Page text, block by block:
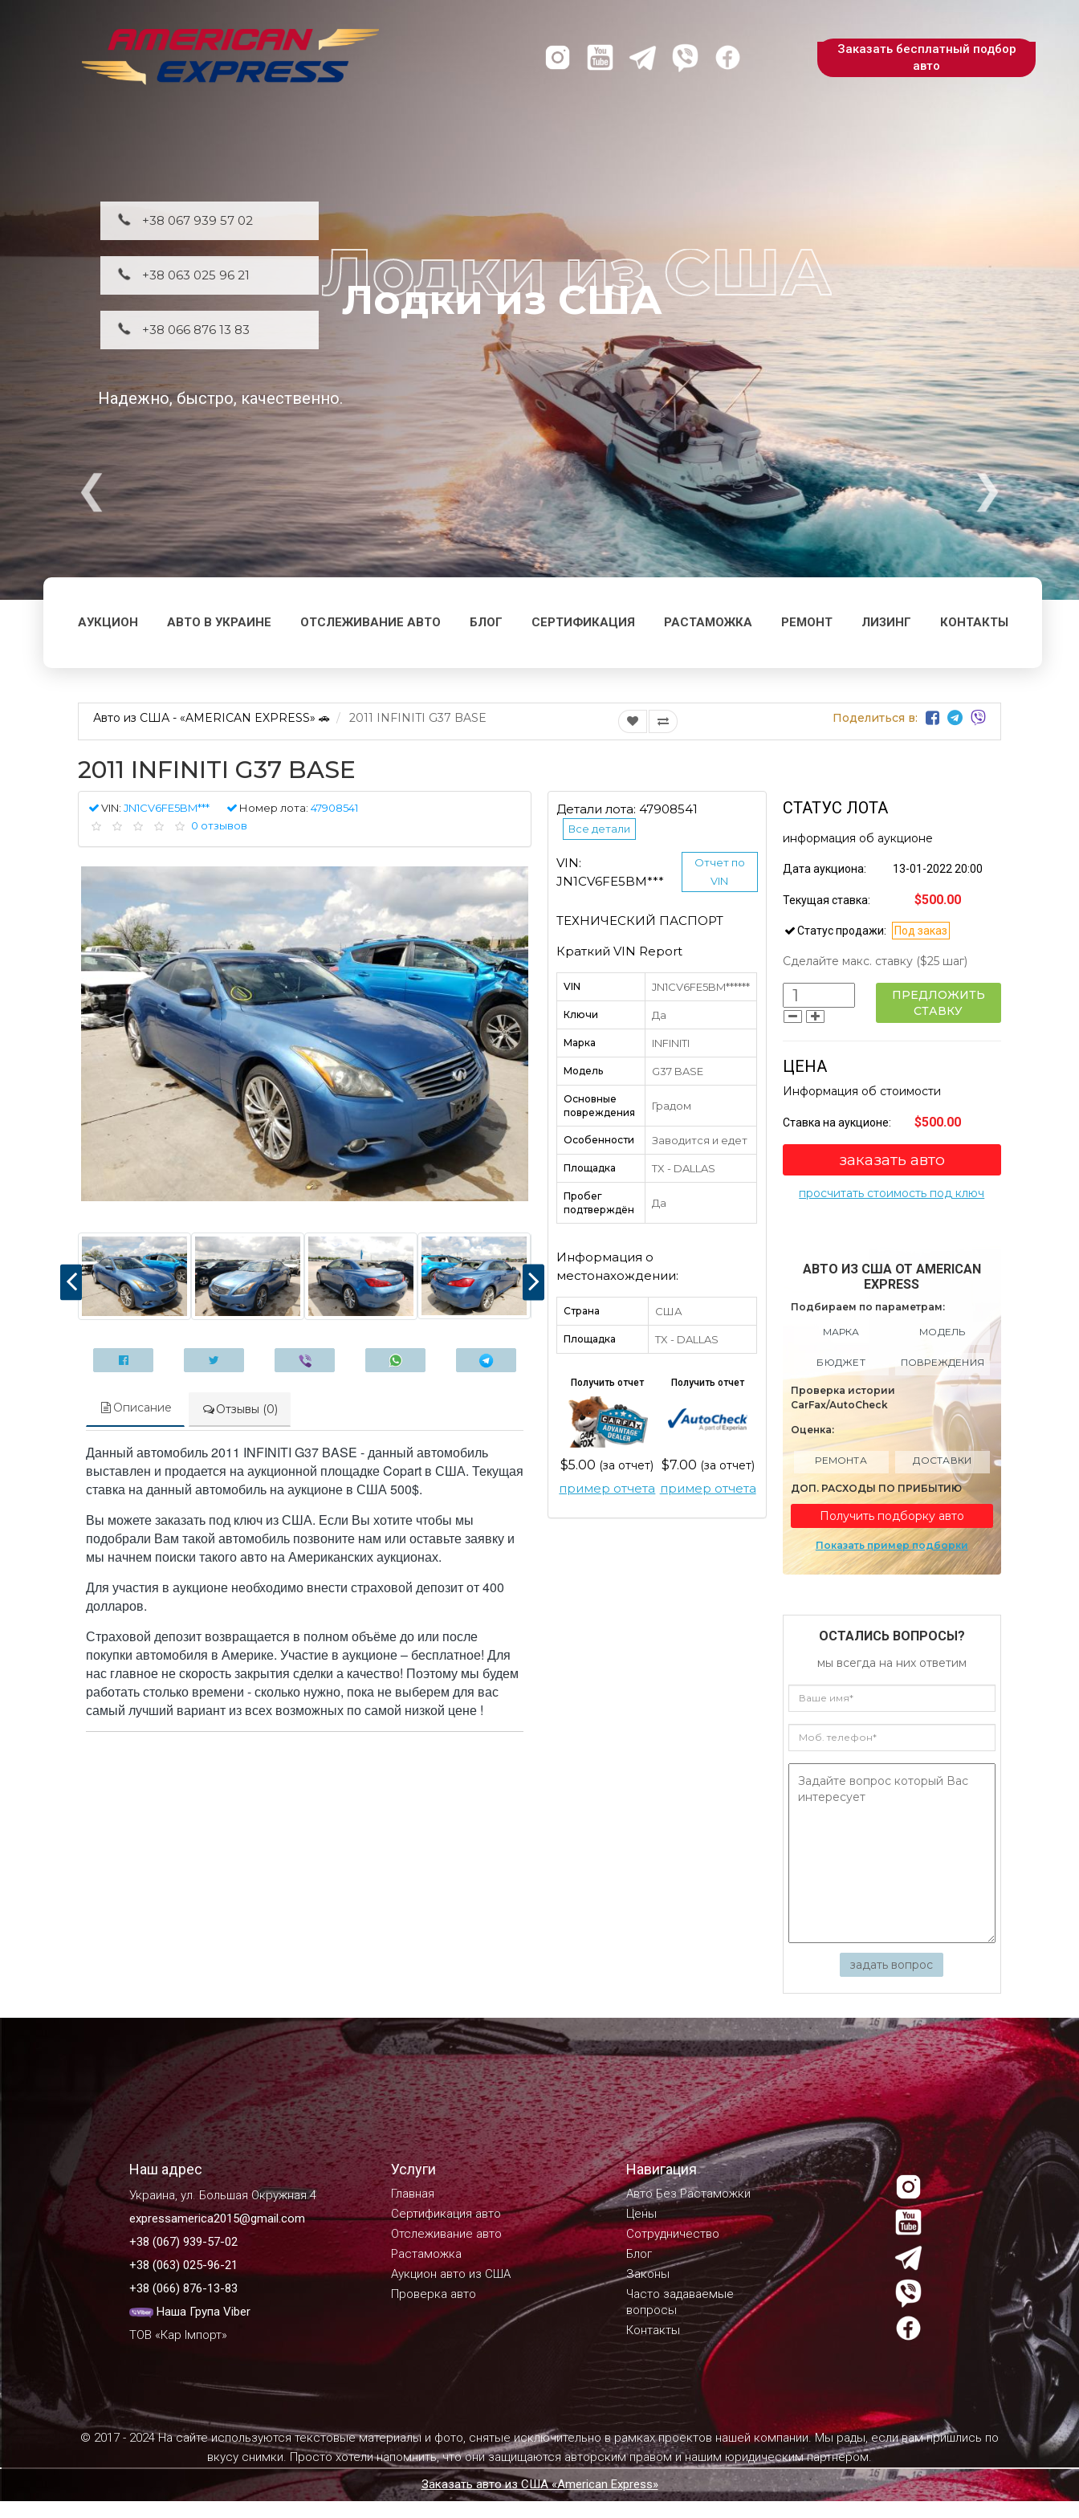
Лодки из США
+38 067 939 57 02
+38 063 025 96 21
+38 066 876 13 83
Надежно, быстро, качественно.
Заказать бесплатный подбор
авто
АУКЦИОН АВТО В УКРАИНЕ ОТСЛЕЖИВАНИЕ АВТО БЛОГ СЕРТИФИКАЦИЯ РАСТАМОЖКА РЕМОНТ ЛИЗИНГ КОНТАКТЫ
Авто из США - «AMERICAN EXPRESS» 🚗 2011 INFINITI G37 BASE Поделиться в:
2011 INFINITI G37 BASE
VIN: JN1CV6FE5BM*** Номер лота: 47908541
0 отзывов
Описание Отзывы (0)
Данный автомобиль 2011 INFINITI G37 BASE - данный автомобиль
выставлен и продается на аукционной площадке Copart в США. Текущая
ставка на данный автомобиль на аукционе в США 500$.
Вы можете заказать под ключ из США. Если Вы хотите чтобы мы
подобрали Вам такой автомобиль позвоните нам или оставьте заявку и
мы начнем поиски такого авто на Американских аукционах.
Для участия в аукционе необходимо внести страховой депозит от 400
долларов.
Страховой депозит возвращается в полном объёме до или после
покупки автомобиля в Америке. Участие в аукционе – бесплатное! Для
нас главное не скорость закрытия сделки а качество! Поэтому мы будем
работать столько времени - сколько нужно, пока не выберем для вас
самый лучший вариант из всех возможных по самой низкой цене !
Детали лота: 47908541
Все детали
VIN:
JN1CV6FE5BM***
Отчет по
VIN
ТЕХНИЧЕСКИЙ ПАСПОРТ
Краткий VIN Report
VIN JN1CV6FE5BM******
Ключи Да
Марка INFINITI
Модель G37 BASE
Основные
повреждения
Градом
Особенности Заводится и едет
Площадка TX - DALLAS
Пробег
подтверждён
Да
Информация о
местонахождении:
Страна США
Площадка TX - DALLAS
Получить отчет
$5.00 (за отчет)
пример отчета
Получить отчет
$7.00 (за отчет)
пример отчета
СТАТУС ЛОТА
информация об аукционе
Дата аукциона: 13-01-2022 20:00
Текущая ставка: $500.00
Статус продажи: Под заказ
Сделайте макс. ставку ($25 шаг)
ПРЕДЛОЖИТЬ
СТАВКУ
ЦЕНА
Информация об стоимости
Ставка на аукционе: $500.00
заказать авто
просчитать стоимость под ключ
АВТО ИЗ США ОТ AMERICAN
EXPRESS
Подбираем по параметрам:
МАРКА МОДЕЛЬ
БЮДЖЕТ ПОВРЕЖДЕНИЯ
Проверка истории
CarFax/AutoCheck
Оценка:
РЕМОНТА ДОСТАВКИ
ДОП. РАСХОДЫ ПО ПРИБЫТИЮ
Получить подборку авто
Показать пример подборки
ОСТАЛИСЬ ВОПРОСЫ?
мы всегда на них ответим
задать вопрос
Наш адрес
Украина, ул. Большая Окружная 4
expressamerica2015@gmail.com
+38 (067) 939-57-02
+38 (063) 025-96-21
+38 (066) 876-13-83
Наша Група Viber
ТОВ «Кар Імпорт»
Услуги
Главная
Сертификация авто
Отслеживание авто
Растаможка
Аукцион авто из США
Проверка авто
Навигация
Авто Без Растаможки
Цены
Сотрудничество
Блог
Законы
Часто задаваемые
вопросы
Контакты
© 2017 - 2024 На сайте используются текстовые материалы и фото, снятые исключительно в рамках проектов нашей компании. Мы рады, если вам пришлись по
вкусу снимки. Просто хотели напомнить, что они защищаются авторским правом и нашим юридическим партнером.
Заказать авто из США «American Express»